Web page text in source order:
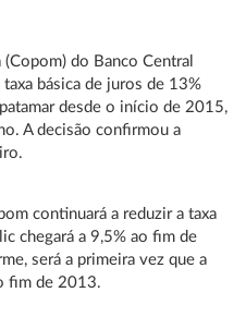
do Banco Central
básica de juros de 13%
desde o início de 2015,
A decisão confirmou a
continuará a reduzir a taxa
chegará a 9,5% ao fim de
será a primeira vez que a
fim de 2013.